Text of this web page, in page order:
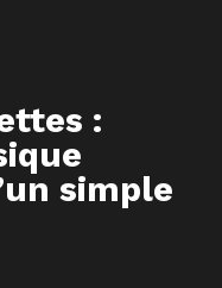
:
simple